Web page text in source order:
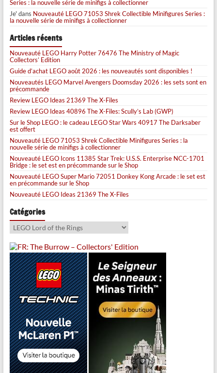
Series : la nouvelle série de minifigs à collectionner
Je' dans Nouveauté LEGO 71053 Shrek Collectible Minifigures Series :
la nouvelle série de minifigs à collectionner
Articles récents
Nouveauté LEGO Harry Potter 76476 The Ministry of Magic
Collectors’ Edition
Guide d’achat LEGO août 2026 : les nouveautés sont disponibles !
Nouveautés LEGO Marvel Avengers Doomsday 2026 : les sets sont en
précommande
Review LEGO Ideas 21369 The X-Files
Review LEGO Ideas 40896 The X-Files: Scully’s Lab (GWP)
Sur le Shop LEGO : le cadeau LEGO Star Wars 40917 The Darksaber
est offert
Nouveauté LEGO 71053 Shrek Collectible Minifigures Series : la
nouvelle série de minifigs à collectionner
Nouveauté LEGO Icons 11385 Star Trek: U.S.S. Enterprise NCC-1701
Bridge : le set est en précommande sur le Shop
Nouveauté LEGO Super Mario 72051 Donkey Kong Arcade : le set est
en précommande sur le Shop
Nouveauté LEGO Ideas 21369 The X-Files
Catégories
Catégories